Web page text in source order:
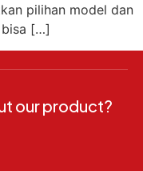
pilihan model dan
bisa […]
our product?